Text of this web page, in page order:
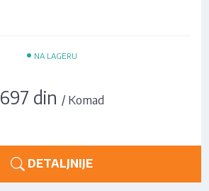
• NA LAGERU
697 din / Komad
DETALJNIJE